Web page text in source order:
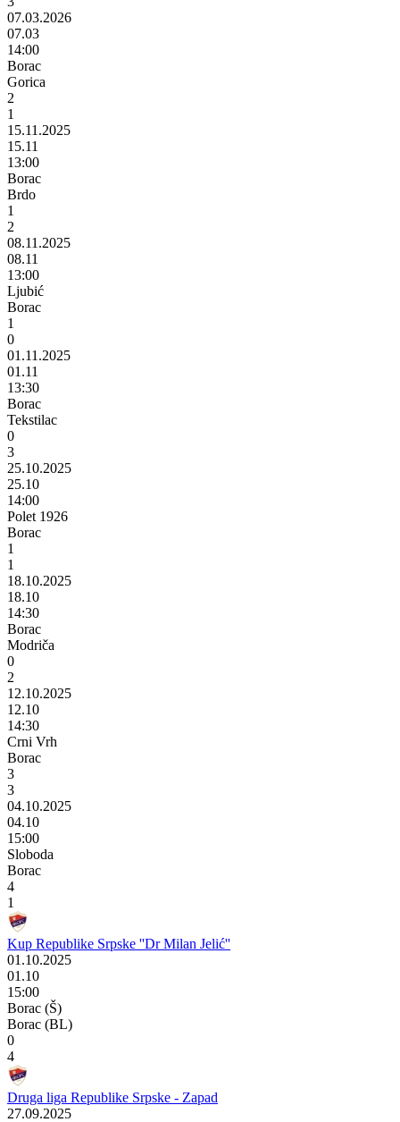
07.03.2026
07.03
14:00
Borac
Gorica
2
1
15.11.2025
15.11
13:00
Borac
Brdo
1
2
08.11.2025
08.11
13:00
Ljubić
Borac
1
0
01.11.2025
01.11
13:30
Borac
Tekstilac
0
3
25.10.2025
25.10
14:00
Polet 1926
Borac
1
1
18.10.2025
18.10
14:30
Borac
Modriča
0
2
12.10.2025
12.10
14:30
Crni Vrh
Borac
3
3
04.10.2025
04.10
15:00
Sloboda
Borac
4
1
Kup Republike Srpske ''Dr Milan Jelić''
01.10.2025
01.10
15:00
Borac (Š)
Borac (BL)
0
4
Druga liga Republike Srpske - Zapad
27.09.2025